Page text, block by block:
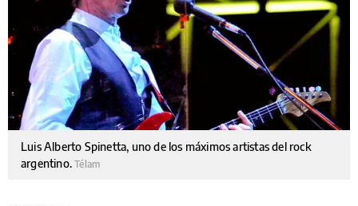
Luis Alberto Spinetta, uno de los máximos artistas del rock
argentino.Télam